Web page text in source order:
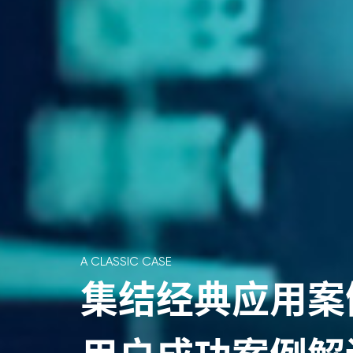
A CLASSIC CASE
集结经典应用案